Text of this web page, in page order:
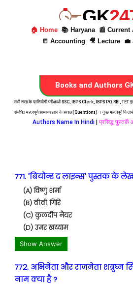
GK
🏠 Home 📚 Haryana 📰 Current
📒 Accounting
🎥 Lecture 💼
Books and Authors
सभी तरह के प्रतियोगी परीक्षाओं SSC, IBPS Clerk, IBPS PO, RBI,
संबंधित महत्वपूर्ण सामान्य ज्ञान के सवाल(Questions) । कुछ महत्वपूर्ण
Authors Name In Hindi
प्रसिद्ध पुस्तकें
771. 'बियोन्ड द लाइन्स' पुस्तक के
(A) विष्णु शर्मा
(B) वी.वी. गिरि
(C) कुलदीप नैयर
(D) उमर खय्याम
Show Answer
772. अभिनेता और राजनेता शत्रुघ्न
नाम क्या है ?